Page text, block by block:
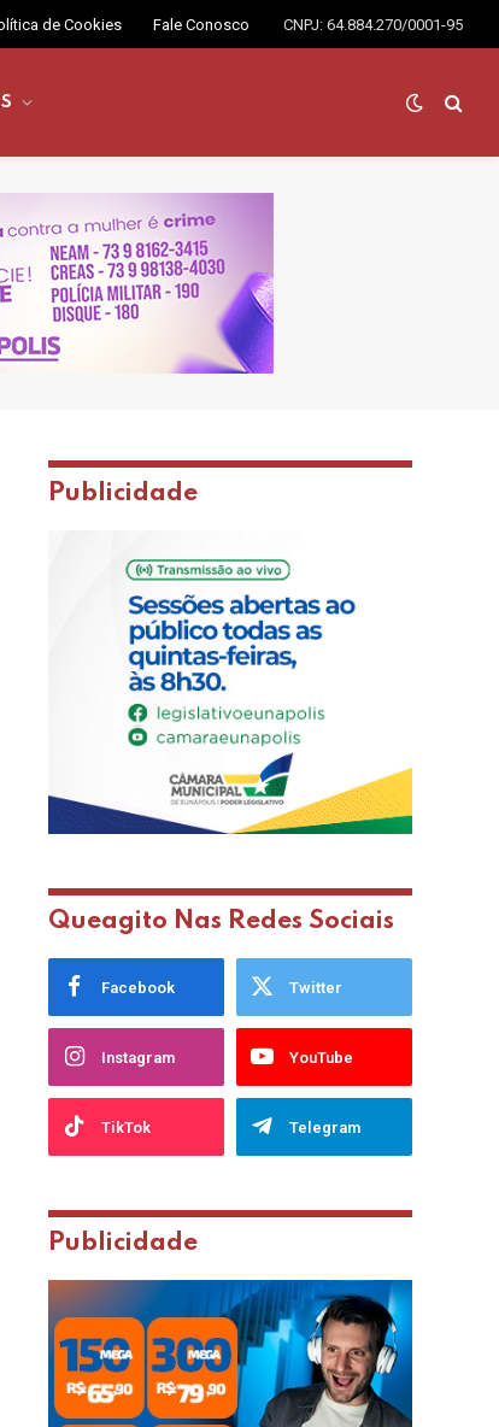
de Cookies Fale Conosco CNPJ: 64.884.270/0001-95
Publicidade
Queagito Nas Redes Sociais
Facebook Twitter
Instagram YouTube
TikTok Telegram
Publicidade